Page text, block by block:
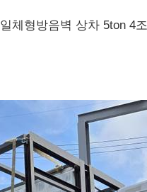
일체형방음벽 상차 5ton 4조